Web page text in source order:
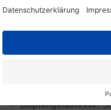
der Luftpolstertasche.
Klebeverschlusslasche
nachhaltige Option
Empfängeradresse: